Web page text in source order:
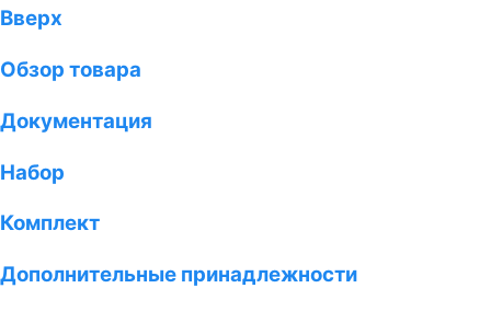
Вверх
Обзор товара
Документация
Набор
Комплект
Дополнительные принадлежности